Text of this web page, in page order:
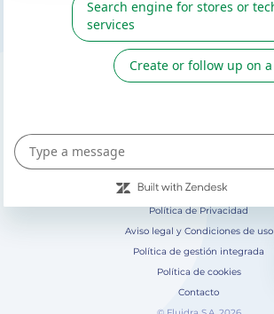
SÍGUENOS EN
Política de Privacidad
Aviso legal y Condiciones de uso
Política de gestión integrada
Política de cookies
Contacto